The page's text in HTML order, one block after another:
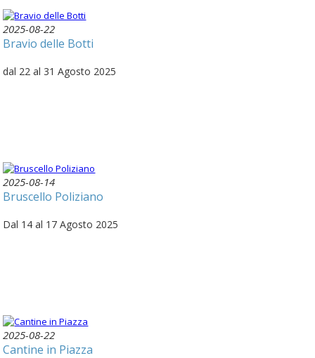
2025-08-22
Bravio delle Botti
dal 22 al 31 Agosto 2025
2025-08-14
Bruscello Poliziano
Dal 14 al 17 Agosto 2025
2025-08-22
Cantine in Piazza